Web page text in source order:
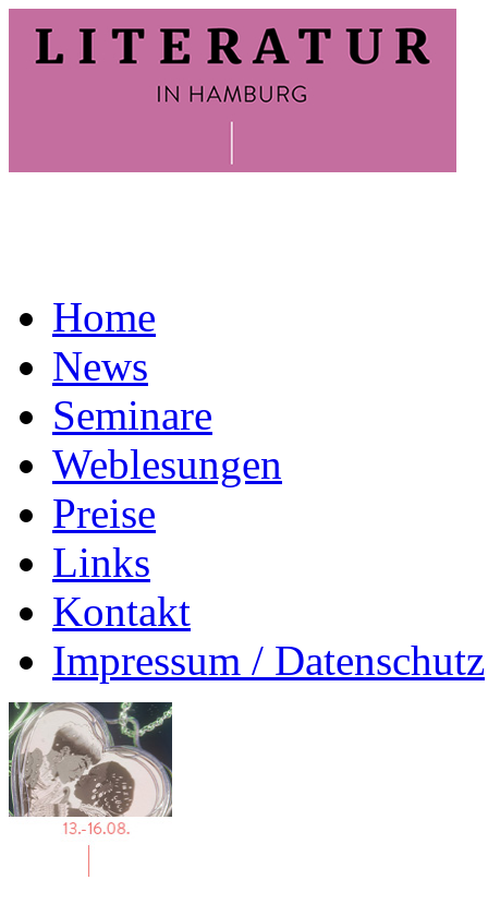
Home
News
Seminare
Weblesungen
Preise
Links
Kontakt
Impressum / Datenschutz